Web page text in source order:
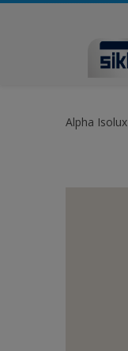
Alpha Isolux